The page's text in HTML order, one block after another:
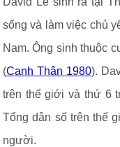
sống và làm việc chủ
Nam. Ông sinh thuộc
(Canh Thân 1980).
trên thế giới và thứ 6
Tổng dân số trên thế
người.